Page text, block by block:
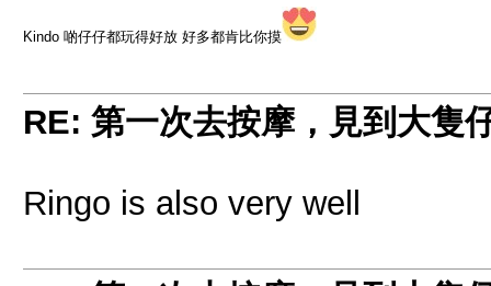
Kindo 啲仔仔都玩得好放 好多都肯比你摸
RE: 第一次去按摩，見到大隻
Ringo is also very well